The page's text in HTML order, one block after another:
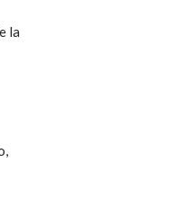
la